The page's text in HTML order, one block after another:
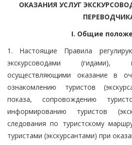
ОКАЗАНИЯ УСЛУГ
I. Общие
1. Настоящие Правила
экскурсоводами (гидами),
осуществляющими оказание в
ознакомлению туристов
показа, сопровождению
информированию туристов
следования по туристскому
туристами (экскурсантами) при